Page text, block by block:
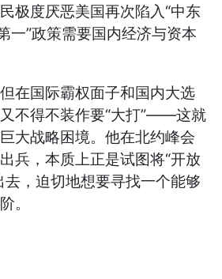
极度厌恶美国再次陷入“中东
一”政策需要国内经济与资本
在国际霸权面子和国内大选
不得不装作要“大打”——这就
大战略困境。他在北约峰会
兵，本质上正是试图将“开放
去，迫切地想要寻找一个能够
。